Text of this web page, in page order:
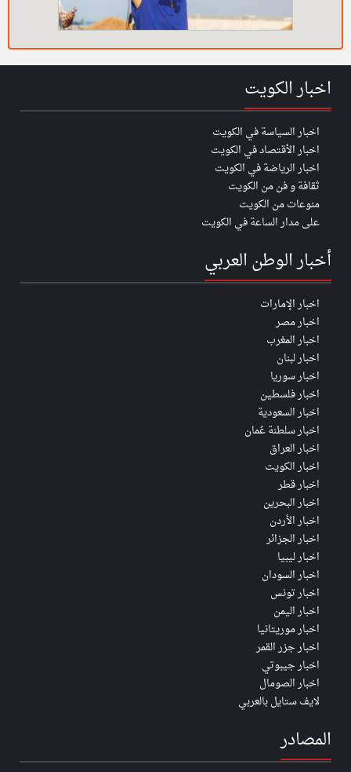
اخبار الكويت
اخبار السياسة في الكويت
اخبار الأقتصاد في الكويت
اخبار الرياضة في الكويت
ثقافة و فن من الكويت
منوعات من الكويت
على مدار الساعة في الكويت
أخبار الوطن العربي
اخبار الإمارات
اخبار مصر
اخبار المغرب
اخبار لبنان
اخبار سوريا
اخبار فلسطين
اخبار السعودية
اخبار سلطنة عُمان
اخبار العراق
اخبار الكويت
اخبار قطر
اخبار البحرين
اخبار الأردن
اخبار الجزائر
اخبار ليبيا
اخبار السودان
اخبار تونس
اخبار اليمن
اخبار موريتانيا
اخبار جزر القمر
اخبار جيبوتي
اخبار الصومال
لايف ستايل بالعربي
المصادر